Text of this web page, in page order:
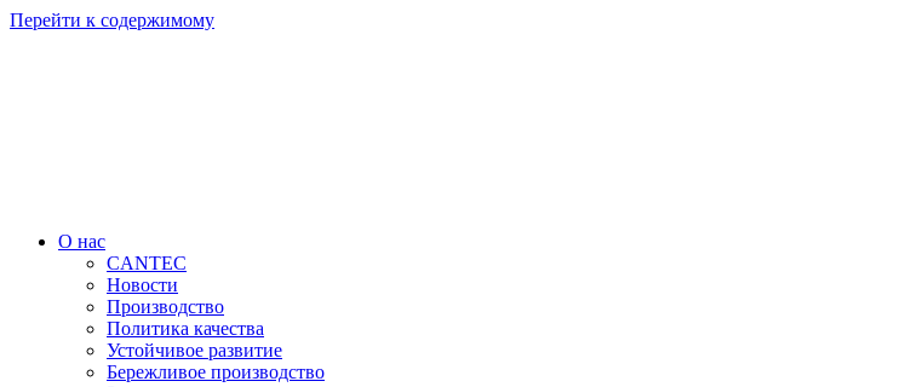
Перейти к содержимому
О нас
CANTEC
Новости
Производство
Политика качества
Устойчивое развитие
Бережливое производство